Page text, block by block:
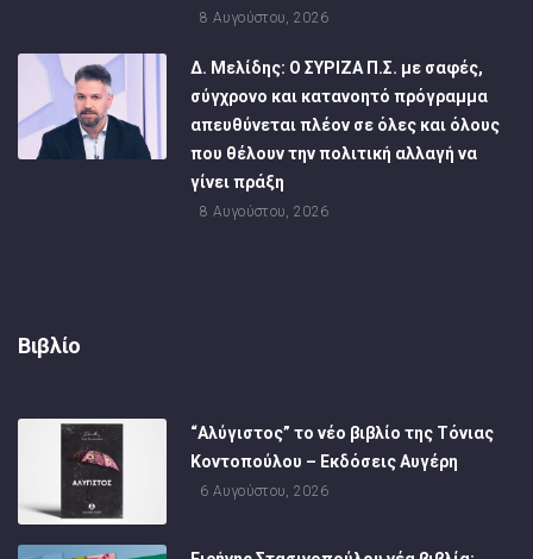
8 Αυγούστου, 2026
Δ. Μελίδης: Ο ΣΥΡΙΖΑ Π.Σ. με σαφές,
σύγχρονο και κατανοητό πρόγραμμα
απευθύνεται πλέον σε όλες και όλους
που θέλουν την πολιτική αλλαγή να
γίνει πράξη
8 Αυγούστου, 2026
Βιβλίο
“Αλύγιστος” το νέο βιβλίο της Τόνιας
Κοντοπούλου – Εκδόσεις Αυγέρη
6 Αυγούστου, 2026